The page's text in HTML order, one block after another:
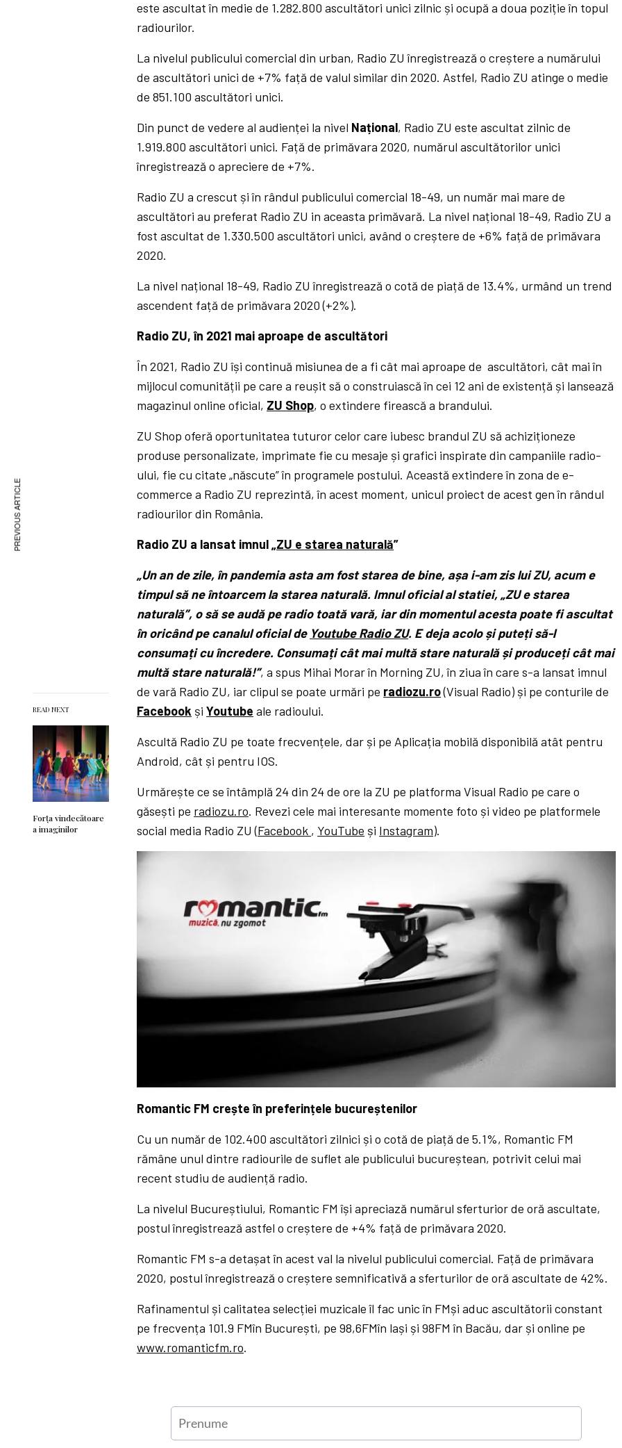
READ NEXT
Forța vindecătoare
a imaginilor
este ascultat în medie de 1.282.800 ascultători unici zilnic și ocupă a doua poziție în topul
radiourilor.
La nivelul publicului comercial din urban, Radio ZU înregistrează o creștere a numărului
de ascultători unici de +7% față de valul similar din 2020. Astfel, Radio ZU atinge o medie
de 851.100 ascultători unici.
Din punct de vedere al audienței la nivel Național, Radio ZU este ascultat zilnic de
1.919.800 ascultători unici. Față de primăvara 2020, numărul ascultătorilor unici
înregistrează o apreciere de +7%.
Radio ZU a crescut și în rândul publicului comercial 18-49, un număr mai mare de
ascultători au preferat Radio ZU in aceasta primăvară. La nivel național 18-49, Radio ZU a
fost ascultat de 1.330.500 ascultători unici, având o creștere de +6% față de primăvara
2020.
La nivel național 18-49, Radio ZU înregistrează o cotă de piață de 13.4%, urmând un trend
ascendent față de primăvara 2020 (+2%).
Radio ZU, în 2021 mai aproape de ascultători
În 2021, Radio ZU își continuă misiunea de a fi cât mai aproape de ascultători, cât mai în
mijlocul comunității pe care a reușit să o construiască în cei 12 ani de existență și lansează
magazinul online oficial, ZU Shop, o extindere firească a brandului.
ZU Shop oferă oportunitatea tuturor celor care iubesc brandul ZU să achiziționeze
produse personalizate, imprimate fie cu mesaje și grafici inspirate din campaniile radio-
ului, fie cu citate „născute” în programele postului. Această extindere în zona de e-
commerce a Radio ZU reprezintă, în acest moment, unicul proiect de acest gen în rândul
radiourilor din România.
Radio ZU a lansat imnul „ZU e starea naturală”
„Un an de zile, în pandemia asta am fost starea de bine, așa i-am zis lui ZU, acum e
timpul să ne întoarcem la starea naturală. Imnul oficial al statiei, „ZU e starea
naturală”, o să se audă pe radio toată vară, iar din momentul acesta poate fi ascultat
în oricând pe canalul oficial de Youtube Radio ZU. E deja acolo și puteți să-l
consumați cu încredere. Consumați cât mai multă stare naturală și produceți cât mai
multă stare naturală!”, a spus Mihai Morar în Morning ZU, în ziua în care s-a lansat imnul
de vară Radio ZU, iar clipul se poate urmări pe radiozu.ro(Visual Radio) și pe conturile de
Facebook șiYoutube ale radioului.
Ascultă Radio ZU pe toate frecvențele, dar și pe Aplicația mobilă disponibilă atât pentru
Android, cât și pentru IOS.
Urmărește ce se întâmplă 24 din 24 de ore la ZU pe platforma Visual Radio pe care o
găsești pe radiozu.ro. Revezi cele mai interesante momente foto și video pe platformele
social media Radio ZU (Facebook , YouTube și Instagram).
Romantic FM crește în preferințele bucureștenilor
Cu un număr de 102.400 ascultători zilnici și o cotă de piață de 5.1%, Romantic FM
rămâne unul dintre radiourile de suflet ale publicului bucureștean, potrivit celui mai
recent studiu de audiență radio.
La nivelul Bucureștiului, Romantic FM își apreciază numărul sferturior de oră ascultate,
postul înregistrează astfel o creștere de +4% față de primăvara 2020.
Romantic FM s-a detașat în acest val la nivelul publicului comercial. Față de primăvara
2020, postul înregistrează o creștere semnificativă a sferturilor de oră ascultate de 42%.
Rafinamentul și calitatea selecției muzicale îl fac unic în FMși aduc ascultătorii constant
pe frecvența 101.9 FMîn București, pe 98,6FMîn lași și 98FM în Bacău, dar și online pe
www.romanticfm.ro.
PREVIOUS ARTICLE